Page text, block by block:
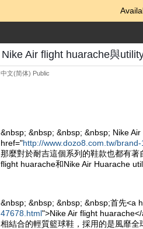
Nike Air flight huarache與
中文(简体) Public
&nbsp; &nbsp; &nbsp; &nbsp; Nike
href="http://www.dozo8.com.tw/
那麼對於耐吉這個系列的鞋款也都有
flight huarache和Nike Air Huarache
&nbsp; &nbsp; &nbsp; &nbsp;首先<a
47678.html">Nike Air flight
相結合的輕質籃球鞋，採用的是風靡